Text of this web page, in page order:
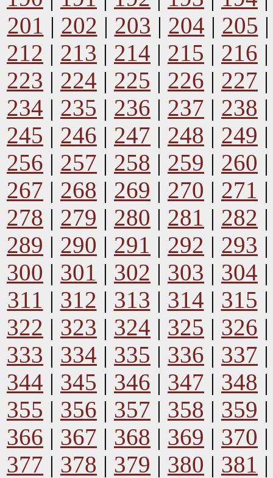
201 | 202 | 203 | 204 | 205
212 | 213 | 214 | 215 | 216
223 | 224 | 225 | 226 | 227
234 | 235 | 236 | 237 | 238
245 | 246 | 247 | 248 | 249
256 | 257 | 258 | 259 | 260
267 | 268 | 269 | 270 | 271
278 | 279 | 280 | 281 | 282
289 | 290 | 291 | 292 | 293
300 | 301 | 302 | 303 | 304
311 | 312 | 313 | 314 | 315
322 | 323 | 324 | 325 | 326
333 | 334 | 335 | 336 | 337
344 | 345 | 346 | 347 | 348
355 | 356 | 357 | 358 | 359
366 | 367 | 368 | 369 | 370
377 | 378 | 379 | 380 | 381